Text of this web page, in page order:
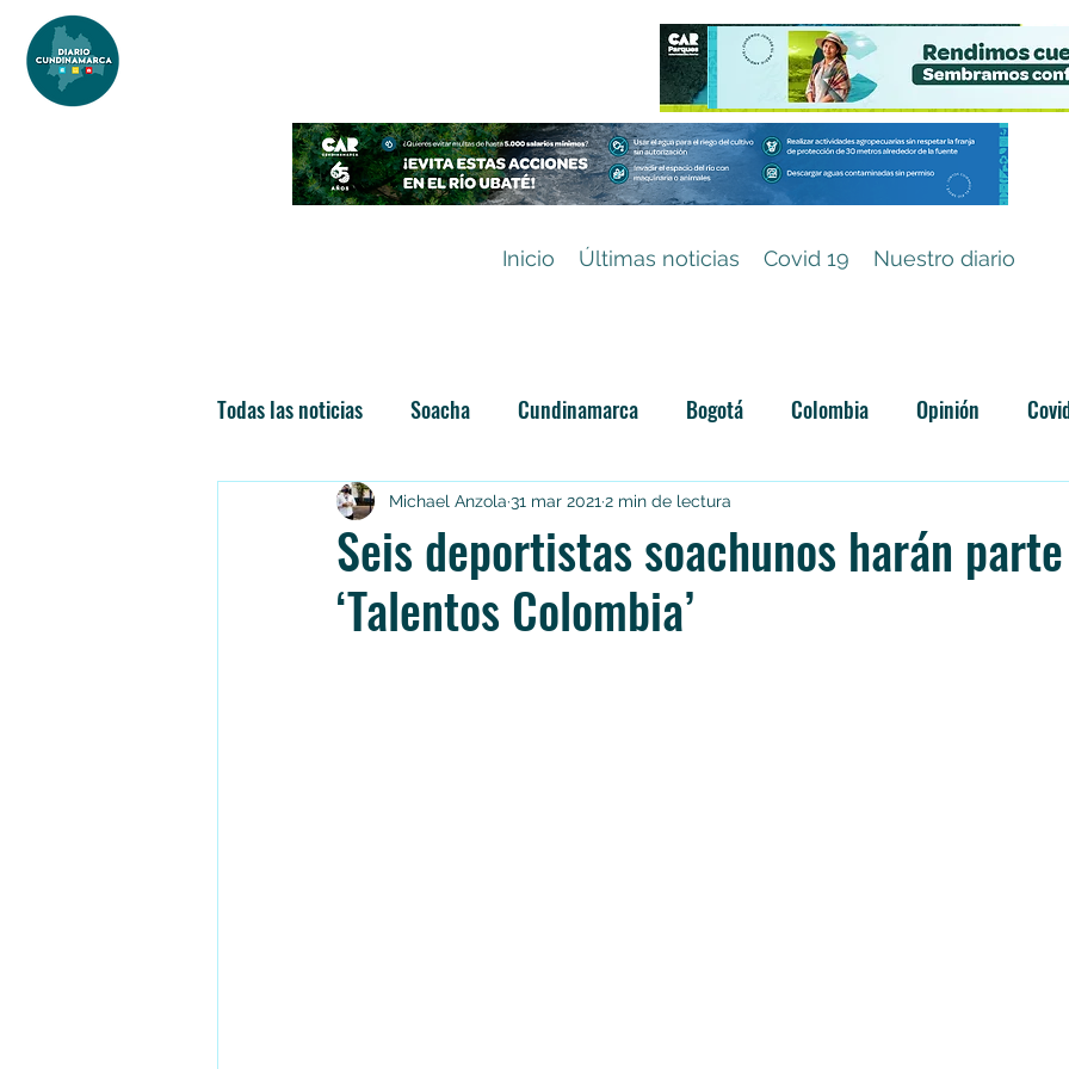
Inicio Últimas noticias Covid 19 Nuestro diario
Todas las noticias Soacha Cundinamarca Bogotá Colombia Opinión
Las nuevas soachunidades Categoría sin título
Seis deportistas soachunos harán
‘Talentos Colombia’
Michael Anzola 31 mar 2021 2 min de lectura